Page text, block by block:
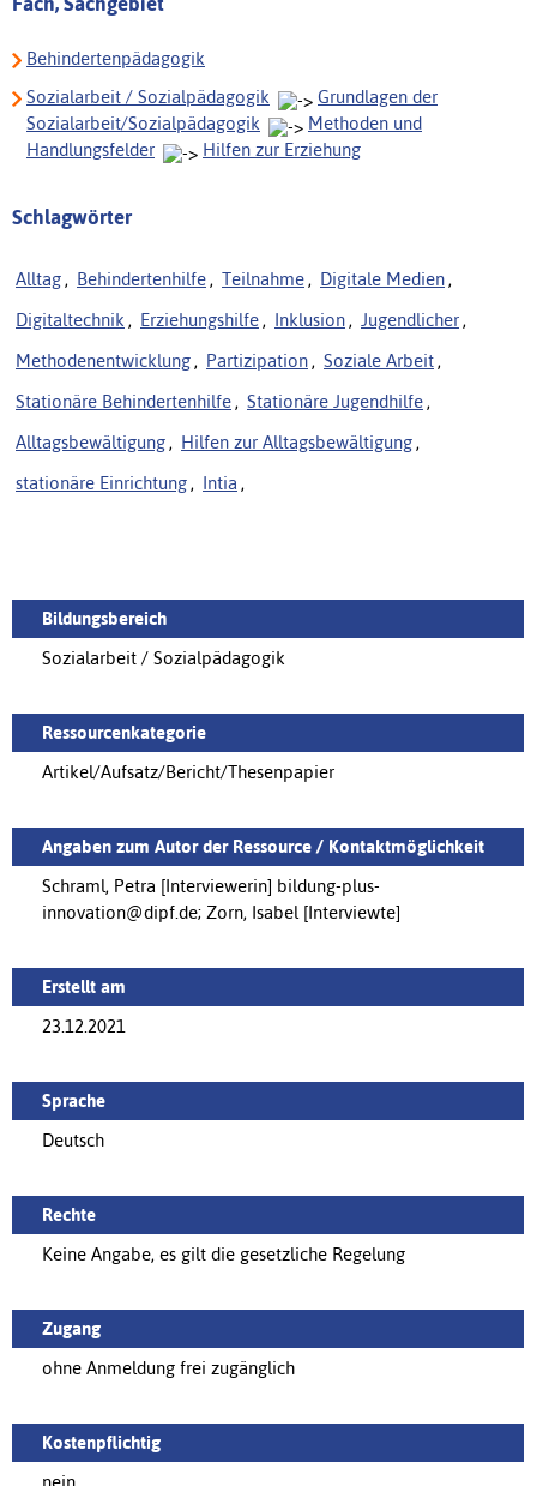
Behindertenpädagogik
Sozialarbeit / Sozialpädagogik
Grundlagen der
Sozialarbeit/Sozialpädagogik
Methoden und
Handlungsfelder
Hilfen zur Erziehung
Schlagwörter
Alltag , Behindertenhilfe , Teilnahme , Digitale Medien ,
Digitaltechnik , Erziehungshilfe , Inklusion , Jugendlicher ,
Methodenentwicklung , Partizipation , Soziale Arbeit ,
Stationäre Behindertenhilfe , Stationäre Jugendhilfe ,
Alltagsbewältigung , Hilfen zur Alltagsbewältigung ,
stationäre Einrichtung , Intia ,
Bildungsbereich
Sozialarbeit / Sozialpädagogik
Ressourcenkategorie
Artikel/Aufsatz/Bericht/Thesenpapier
Angaben zum Autor der Ressource / Kontaktmöglichkeit
Schraml, Petra [Interviewerin] bildung-plus-
innovation@dipf.de; Zorn, Isabel [Interviewte]
Erstellt am
23.12.2021
Sprache
Deutsch
Rechte
Keine Angabe, es gilt die gesetzliche Regelung
Zugang
ohne Anmeldung frei zugänglich
Kostenpflichtig
nein